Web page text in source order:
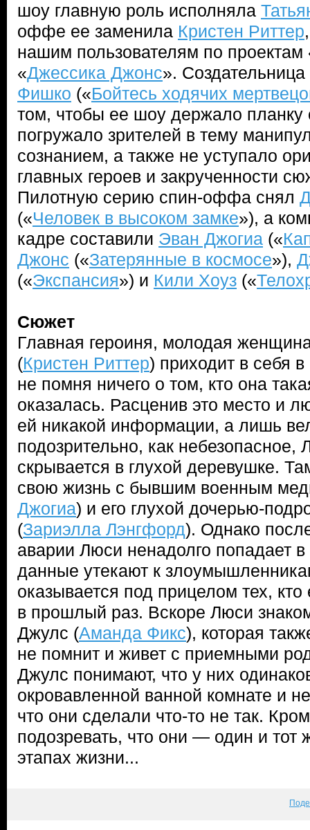
шоу главную роль исполняла
оффе ее заменила Кристен Риттер
нашим пользователям по проектам
«Джессика Джонс».
Фишко («Бойтесь ходячих
том, чтобы ее шоу держало планку
погружало зрителей в тему
сознанием, а также не уступало
главных героев и закрученности
Пилотную серию спин-оффа снял
(«Человек в высоком замке»), а
кадре составили Эван Джогиа («
Джонс («Затерянные в космосе»),
(«Экспансия») и Кили Хоуз («
Сюжет
Главная героиня, молодая
(Кристен Риттер) приходит в себя
не помня ничего о том, кто она
оказалась. Расценив это место и
ей никакой информации, а лишь
подозрительно, как небезопасное,
скрывается в глухой деревушке.
свою жизнь с бывшим военным
Джогиа) и его глухой дочерью-
(Зариэлла Лэнгфорд). Однако
аварии Люси ненадолго попадает
данные утекают к
оказывается под прицелом тех,
в прошлый раз. Вскоре Люси
Джулс (Аманда Фикс), которая
не помнит и живет с приемными
Джулс понимают, что у них
окровавленной ванной комнате и
что они сделали что-то не так.
подозревать, что они — один и тот
этапах жизни...